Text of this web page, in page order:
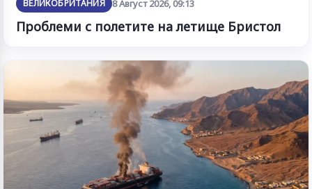
ВЕЛИКОБРИТАНИЯ 8 Август 2026, 09:13
Проблеми с полетите на летище Бристол